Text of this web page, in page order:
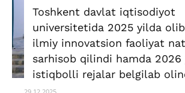
Toshkent davlat iqtisodiyot
universitetida 2025 yilda
ilmiy innovatsion faoliyat
sarhisob qilindi hamda 2026
istiqbolli rejalar belgilab